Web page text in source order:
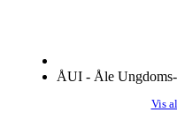
ÅUI - Åle
Vis